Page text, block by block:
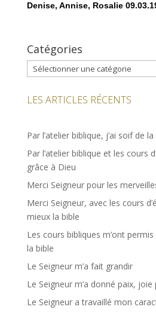
Denise, Annise, Rosalie
Catégories
Catégories
LES ARTICLES RÉCENTS
Par l’atelier biblique, j’ai soif de
Par l’atelier biblique et les cours
grâce à Dieu
Merci Seigneur pour les
Merci Seigneur, avec les cours
mieux la bible
Les cours bibliques m’ont
la bible
Le Seigneur m’a fait grandir
Le Seigneur m’a donné paix, joie
Le Seigneur a travaillé mon